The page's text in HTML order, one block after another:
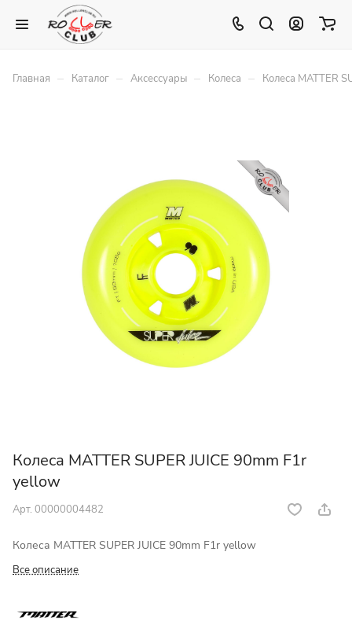
Главная – Каталог – Аксессуары – Колеса – Колеса MATTER
Колеса MATTER SUPER JUICE 90mm F1r
yellow
Арт. 00000004482
Колеса MATTER SUPER JUICE 90mm F1r yellow
Все описание